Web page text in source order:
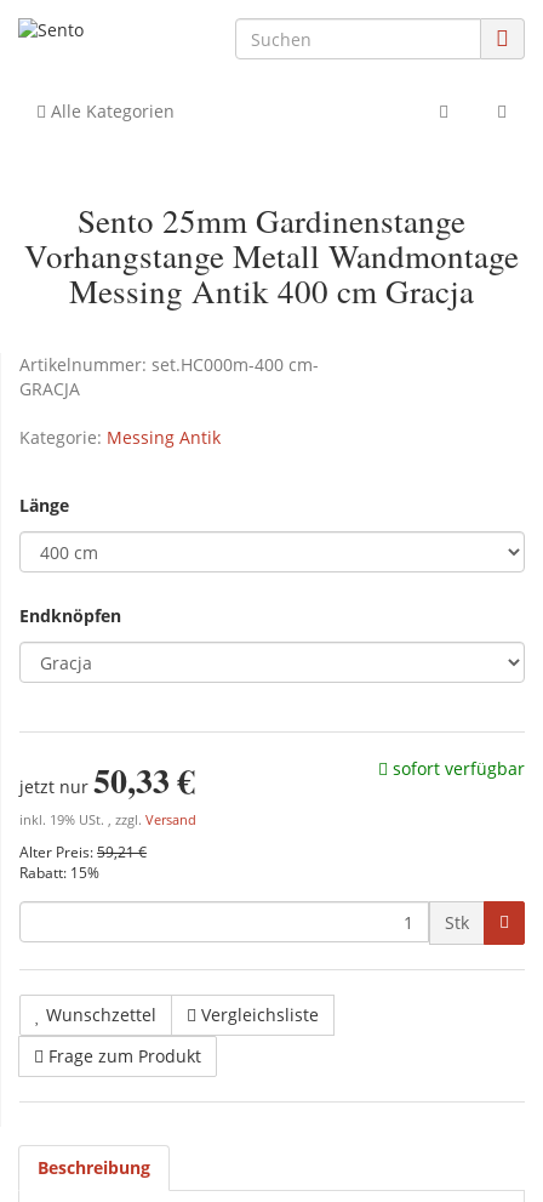
Alle Kategorien
Sento 25mm Gardinenstange
Vorhangstange Metall Wandmontage
Messing Antik 400 cm Gracja
Artikelnummer: set.HC000m-400 cm-
GRACJA
Kategorie: Messing Antik
Länge
Endknöpfen
jetzt nur 50,33 €
inkl. 19% USt. , zzgl. Versand
Alter Preis:59,21 €
Rabatt: 15%
sofort verfügbar
Stk
Wunschzettel
Vergleichsliste
Frage zum Produkt
Beschreibung